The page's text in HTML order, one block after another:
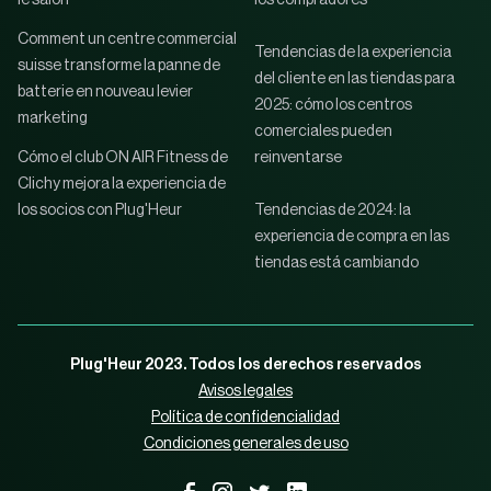
Comment un centre commercial
suisse transforme la panne de
batterie en nouveau levier
marketing
Cómo el club ON AIR Fitness de
Clichy mejora la experiencia de
los socios con Plug'Heur
Tendencias de la experiencia
del cliente en las tiendas para
2025: cómo los centros
comerciales pueden
reinventarse
Tendencias de 2024: la
experiencia de compra en las
tiendas está cambiando
Plug'Heur 2023. Todos los derechos reservados
Avisos legales
Política de confidencialidad
Condiciones generales de uso